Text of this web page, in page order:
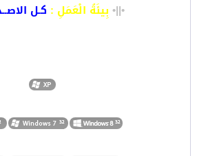
•||• بِيئَةُ الْعَمَلِ : كـل